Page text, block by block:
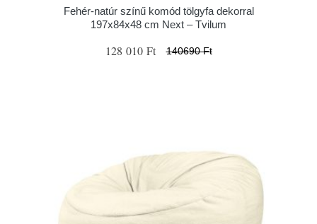
Fehér-natúr színű komód tölgyfa dekorral
197x84x48 cm Next – Tvilum
128 010 Ft 140690 Ft